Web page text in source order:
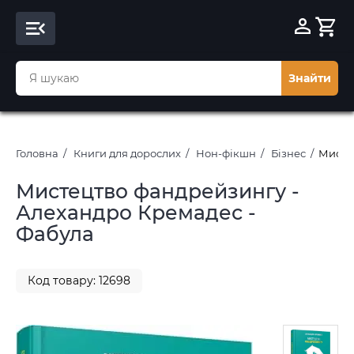
Знайти
Головна Книги для дорослих Нон-фікшн Бізнес
Мистецтво фандрейзингу -
Алехандро Кремадес -
Фабула
Код товару: 12698